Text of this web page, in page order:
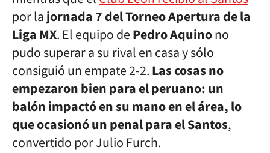
por lajornada 7 del Torneo Apertura de la
Liga MX. El equipo dePedro Aquinono
pudo superar a su rival en casa y sólo
consiguió un empate 2-2.Las cosas no
empezaron bien para el peruano: un
balón impactó en su mano en el área, lo
que ocasionó un penal para el Santos,
convertido por Julio Furch.